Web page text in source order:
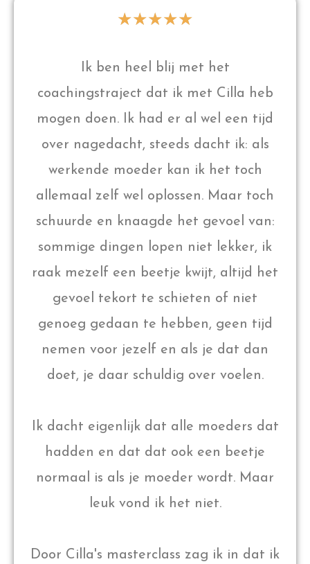
★★★★★
Ik ben heel blij met het
coachingstraject dat ik met Cilla heb
mogen doen. Ik had er al wel een tijd
over nagedacht, steeds dacht ik: als
werkende moeder kan ik het toch
allemaal zelf wel oplossen. Maar toch
schuurde en knaagde het gevoel van:
sommige dingen lopen niet lekker, ik
raak mezelf een beetje kwijt, altijd het
gevoel tekort te schieten of niet
genoeg gedaan te hebben, geen tijd
nemen voor jezelf en als je dat dan
doet, je daar schuldig over voelen.
Ik dacht eigenlijk dat alle moeders dat
hadden en dat dat ook een beetje
normaal is als je moeder wordt. Maar
leuk vond ik het niet.
Door Cilla's masterclass zag ik in dat ik